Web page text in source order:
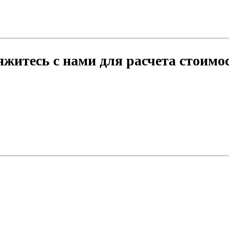
с нами для расчета